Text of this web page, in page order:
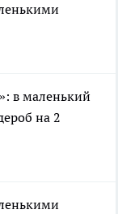
в маленький
на 2